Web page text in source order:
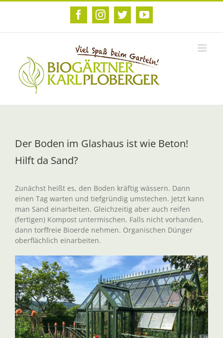
Zum
FacebookInstagram
TwitterYouTube
Der Boden im Glashaus ist wie Beton!
Hilft da Sand?
Zunächst heißt es, den Boden kräftig wässern. Dann
einen Tag warten und tiefgründig umstechen. Jetzt kann
man Sand einarbeiten. Gleichzeitig aber auch reifen
(fertigen) Kompost untermischen. Falls nicht vorhanden,
dann torffreie Bioerde nehmen. Organischen Dünger
oberflächlich einarbeiten.